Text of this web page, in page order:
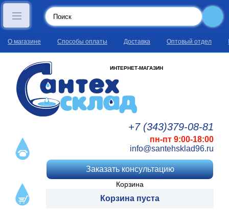
О магазине Способы оплаты Доставка Оптовый отдел
ИНТЕРНЕТ-МАГАЗИН
+7 (343)379-08-81
пн-пт 9:00-18:00
info@santehsklad96.ru
Заказать консультацию
Корзина
Корзина пуста